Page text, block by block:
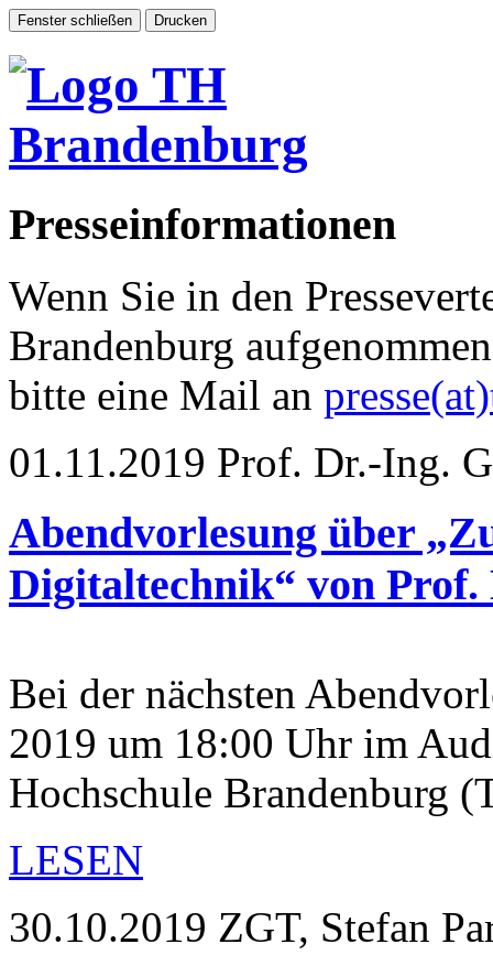
Presseinformationen
Wenn Sie in den
Brandenburg
bitte eine Mail an
01.11.2019 Prof. Dr.-Ing.
Abendvorlesung über
Digitaltechnik“ von
Bei der nächsten
2019 um 18:00 Uhr im
Hochschule Brandenburg
LESEN
30.10.2019 ZGT, Stefan